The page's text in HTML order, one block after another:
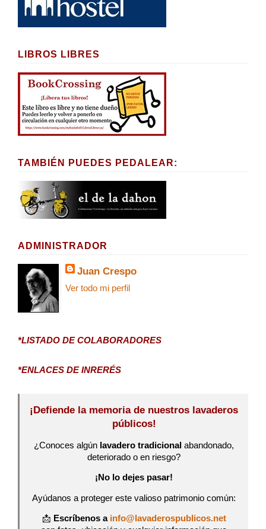
LIBROS LIBRES
TAMBIÉN PUEDES PEDALEAR:
ADMINISTRADOR
Juan Crespo
Ver todo mi perfil
*LISTADO DE COLABORADORES
*ENLACES DE INRERÉS
¡Defiende la memoria de nuestros lavaderos
públicos!
¿Conoces algún lavadero tradicional abandonado,
deteriorado o en riesgo?
¡No lo dejes pasar!
Ayúdanos a proteger este valioso patrimonio común:
📩 Escríbenos a info@lavaderospublicos.net